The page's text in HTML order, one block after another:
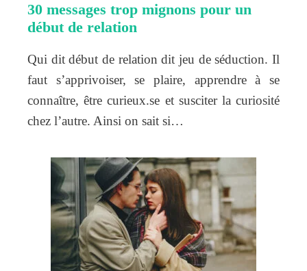
30 messages trop mignons pour un
début de relation
Qui dit début de relation dit jeu de séduction. Il
faut s’apprivoiser, se plaire, apprendre à se
connaître, être curieux.se et susciter la curiosité
chez l’autre. Ainsi on sait si…